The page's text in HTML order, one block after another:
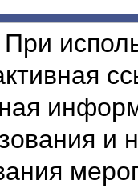
При
и